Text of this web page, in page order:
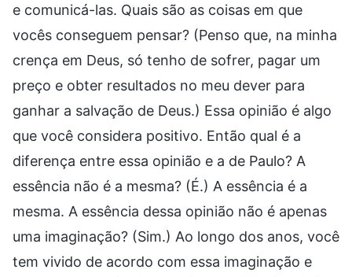
e comunicá-las. Quais são as coisas em que
vocês conseguem pensar? (Penso que, na minha
crença em Deus, só tenho de sofrer, pagar um
preço e obter resultados no meu dever para
ganhar a salvação de Deus.) Essa opinião é algo
que você considera positivo. Então qual é a
diferença entre essa opinião e a de Paulo? A
essência não é a mesma? (É.) A essência é a
mesma. A essência dessa opinião não é apenas
uma imaginação? (Sim.) Ao longo dos anos, você
tem vivido de acordo com essa imaginação e